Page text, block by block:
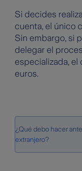
Si decides
cuenta, el único
Sin embargo, si
delegar el
especializada,
euros.
¿Qué debo hacer
extranjero?